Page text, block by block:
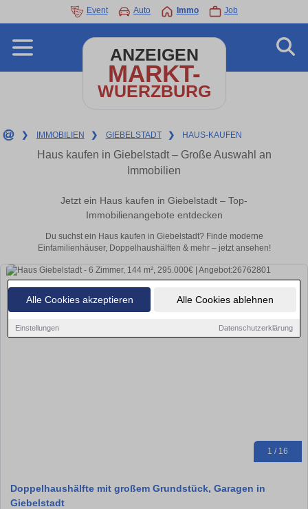
Alle Cookies akzeptieren Alle Cookies ablehnen
Einstellungen Datenschutzerklärung
Event Auto Immo Job
ANZEIGEN
MARKT-
WUERZBURG
❯ IMMOBILIEN ❯ GIEBELSTADT ❯ HAUS-KAUFEN
Haus kaufen in Giebelstadt – Große Auswahl an
Immobilien
Jetzt ein Haus kaufen in Giebelstadt – Top-
Immobilienangebote entdecken
Du suchst ein Haus kaufen in Giebelstadt? Finde moderne
Einfamilienhäuser, Doppelhaushälften & mehr – jetzt ansehen!
1 / 16
Doppelhaushälfte mit großem Grundstück, Garagen in
Giebelstadt